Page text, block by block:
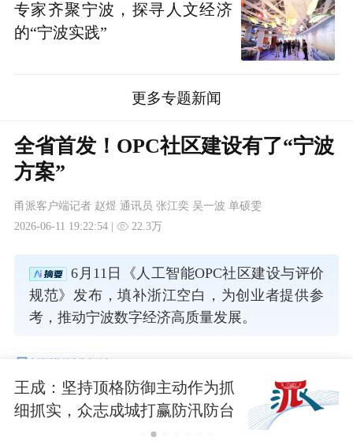
专家齐聚宁波，探寻人文经济
的“宁波实践”
更多专题新闻
全省首发！OPC社区建设有了“宁波
方案”
甬派客户端记者 赵煜 通讯员 张江奕 吴一波 单硕雯
2026-06-11 19:22:54 |
22.3万
6月11日《人工智能OPC社区建设与评价
规范》发布，填补浙江空白，为创业者提供参
考，推动宁波数字经济高质量发展。
王成：坚持顶格防御主动作为抓
细抓实，众志成城打赢防汛防台